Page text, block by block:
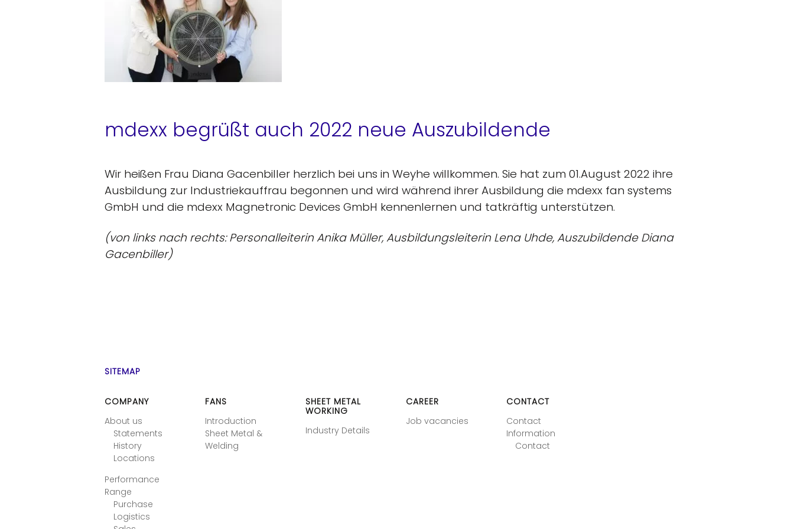
mdexx begrüßt auch 2022 neue Auszubildende
Wir heißen Frau Diana Gacenbiller herzlich bei uns in Weyhe willkommen. Sie hat zum 01.August 2022 ihre
Ausbildung zur Industriekauffrau begonnen und wird während ihrer Ausbildung die mdexx fan systems
GmbH und die mdexx Magnetronic Devices GmbH kennenlernen und tatkräftig unterstützen.
(von links nach rechts: Personalleiterin Anika Müller, Ausbildungsleiterin Lena Uhde, Auszubildende Diana
Gacenbiller)
SITEMAP
COMPANY
About us
Statements
History
Locations
Performance
Range
Purchase
Logistics
FANS
Introduction
Sheet Metal &
Welding
SHEET METAL
WORKING
Industry Details
CAREER
Job vacancies
CONTACT
Contact
Information
Contact